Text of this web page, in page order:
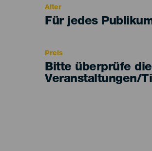
Alter
Edad
Für jedes
Preis
Bitte überprüfe
Veranstaltungen/